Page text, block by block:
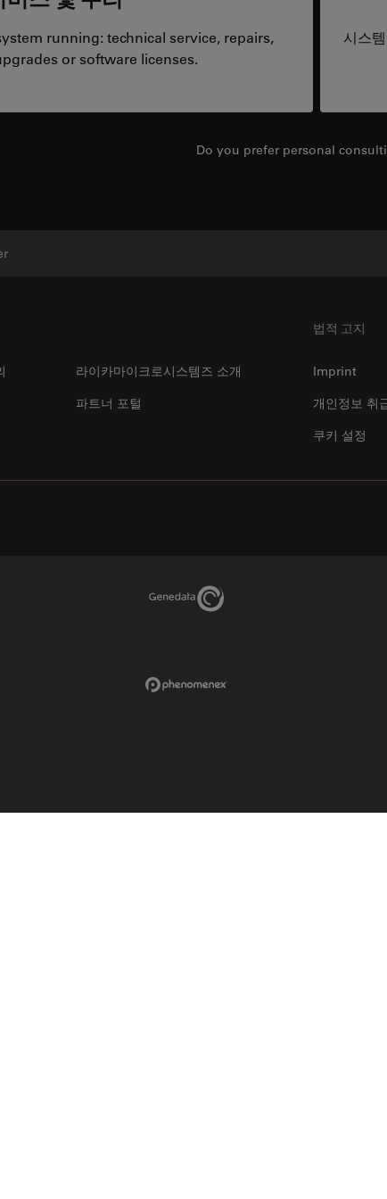
running: technical service, repairs,
or software licenses.
시스
Do you prefer personal
라이카마이크로시스템즈 소개
파트너 포털
법적 고지
Imprint
개인정보 취
쿠키 설정
Genedata Link
Link